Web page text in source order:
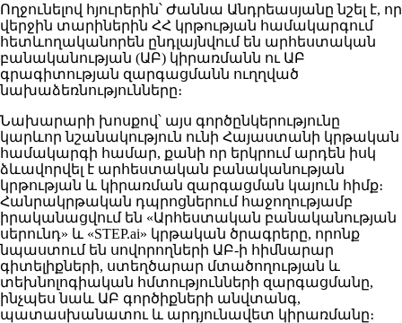
Ողջունելով հյուրերին՝ Ժաննա Անդրեասյանը նշել է, որ
վերջին տարիներին ՀՀ կրթության համակարգում
հետևողականորեն ընդլայնվում են արհեստական
բանականության (ԱԲ) կիրառմանն ու ԱԲ
գրագիտության զարգացմանն ուղղված
նախաձեռնությունները։
Նախարարի խոսքով՝ այս գործընկերությունը
կարևոր նշանակություն ունի Հայաստանի կրթական
համակարգի համար, քանի որ երկրում արդեն իսկ
ձևավորվել է արհեստական բանականության
կրթության և կիրառման զարգացման կայուն հիմք։
Հանրակրթական դպրոցներում հաջողությամբ
իրականացվում են «Արհեստական բանականության
սերունդ» և «STEP.ai» կրթական ծրագրերը, որոնք
նպաստում են սովորողների ԱԲ-ի հիմնարար
գիտելիքների, ստեղծարար մտածողության և
տեխնոլոգիական հմտությունների զարգացմանը,
ինչպես նաև ԱԲ գործիքների անվտանգ,
պատասխանատու և արդյունավետ կիրառմանը։